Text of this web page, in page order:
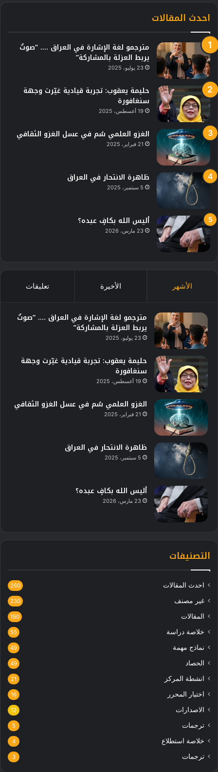
احدث المقالات
مترجمو لغة الإشارة في العراق …. “صوتٌ
يربط العزلة بالمشاركة”
23 يوليو، 2025
حليمة يعقوب: تجربة قيادية غيّرت وجهة
سنغافورة
19 أغسطس، 2025
الغزو العلمي سُم في عسل الغزو الثقافي
21 فبراير، 2025
ظاهرة الانتحار في العراق
5 سبتمبر، 2025
أليس الله بكافٍ عبده؟
23 مارس، 2026
الأشهر الأخيرة تعليقات
مترجمو لغة الإشارة في العراق …. “صوتٌ
يربط العزلة بالمشاركة”
23 يوليو، 2025
حليمة يعقوب: تجربة قيادية غيّرت وجهة
سنغافورة
19 أغسطس، 2025
الغزو العلمي سُم في عسل الغزو الثقافي
21 فبراير، 2025
ظاهرة الانتحار في العراق
5 سبتمبر، 2025
أليس الله بكافٍ عبده؟
23 مارس، 2026
التصنيفات
احدث المقالات 260
غير مصنف 230
المقالات 190
خلاصة دراسة 55
نماذج مهمة 49
الحصاد 49
انشطة المركز 21
اختيار المحرر 16
الاصدارات 12
ترجمات 5
خلاصة استطلاع 4
ترجمات 3